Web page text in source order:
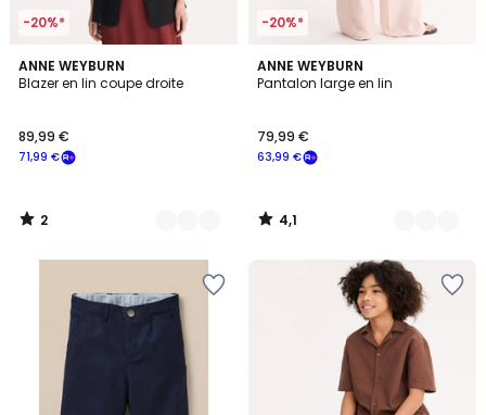
-20%*
ANNE WEYBURN
Blazer en lin coupe droite
71,99 €
89,99 €
2
/
2
Couleurs
2
/
-20%*
ANNE WEYBURN
Pantalon large en lin
63,99 €
79,99 €
4,1
/ 5
2
Couleurs
4,1
/